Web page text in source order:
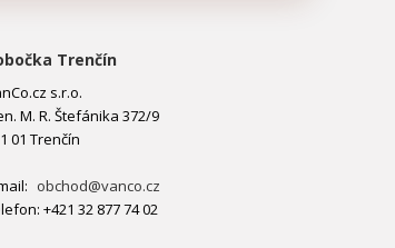
Trenčín
s.r.o.
M. R. Štefánika 372/9
01 Trenčín
obchod@vanco.cz
+421 32 877 74 02